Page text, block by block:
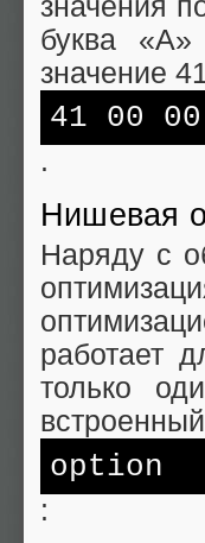
буква
значение
41 00
.
Нишевая
Наряду с
работает
только
option
: